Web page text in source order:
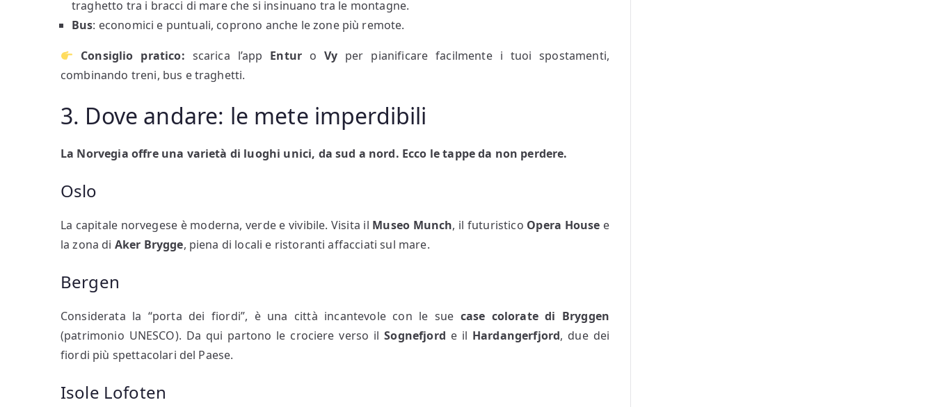
traghetto tra i bracci di mare che si insinuano tra le montagne.
Bus: economici e puntuali, coprono anche le zone più remote.
Consiglio pratico: scarica l’app Entur o Vy per pianificare facilmente i tuoi spostamenti,
combinando treni, bus e traghetti.
3. Dove andare: le mete imperdibili
La Norvegia offre una varietà di luoghi unici, da sud a nord. Ecco le tappe da non perdere.
Oslo
La capitale norvegese è moderna, verde e vivibile. Visita il Museo Munch, il futuristico Opera House e
la zona di Aker Brygge, piena di locali e ristoranti affacciati sul mare.
Bergen
Considerata la “porta dei fiordi”, è una città incantevole con le sue case colorate di Bryggen
(patrimonio UNESCO). Da qui partono le crociere verso ilSognefjord e il Hardangerfjord, due dei
fiordi più spettacolari del Paese.
Isole Lofoten